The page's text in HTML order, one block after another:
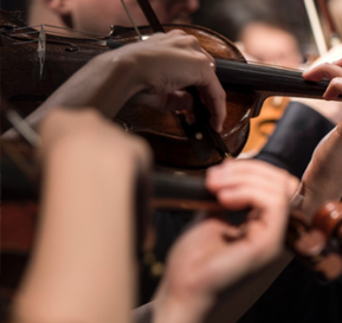
Sofia
Composició
Musical